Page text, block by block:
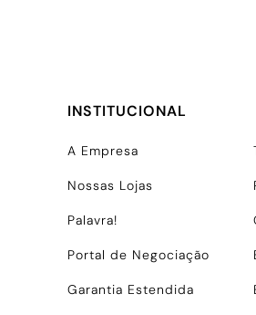
INSTITUCIONAL
A Empresa
Nossas Lojas
Palavra!
Portal de Negociação
Garantia Estendida